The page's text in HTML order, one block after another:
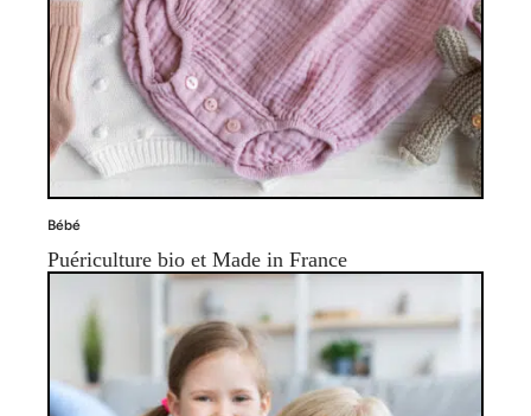
Bébé
Puériculture bio et Made in France